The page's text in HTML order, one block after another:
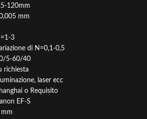
120mm
mm
3
di N=0,1-0,5
5-60/40
richiesta
laser ecc
o Requisito
EF-S
mm